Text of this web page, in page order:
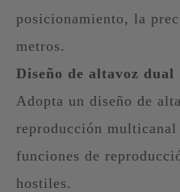
posicionamiento, la
metros.
Diseño de altavoz dual
Adopta un diseño de
reproducción
funciones de
hostiles.